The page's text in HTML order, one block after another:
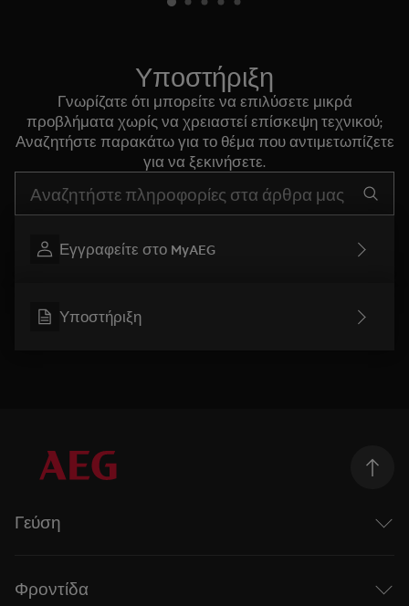
Υποστήριξη
Γνωρίζατε ότι μπορείτε να επιλύσετε μικρά
προβλήματα χωρίς να χρειαστεί επίσκεψη τεχνικού;
Αναζητήστε παρακάτω για το θέμα που αντιμετωπίζετε
για να ξεκινήσετε.
Εγγραφείτε στο MyAEG
Υποστήριξη
Γεύση
Η σειρά Mastery της AEG
Φροντίδα